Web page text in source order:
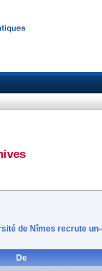
de Nîmes recrute
De